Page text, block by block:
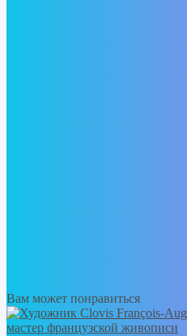
Вам может понравиться